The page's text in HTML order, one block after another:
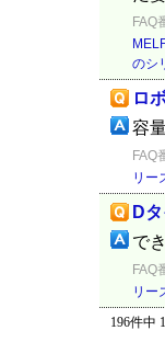
FAQ
のシ
ロ
容
FAQ
リー
D
で
FAQ
リー
196件中